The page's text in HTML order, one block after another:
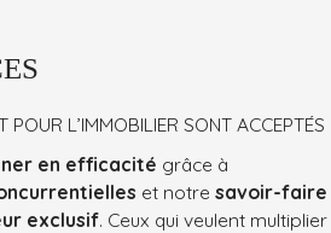
L’IMMOBILIER SONT ACCEPTÉS !
en efficacité grâce à
et notresavoir-faire
exclusif. Ceux qui veulent multiplier